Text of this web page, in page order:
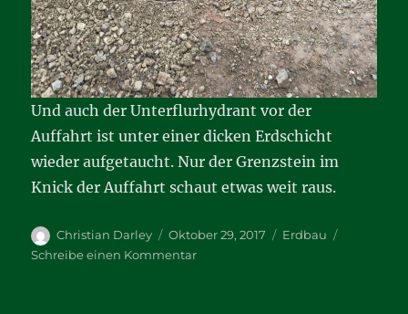
Und auch der Unterflurhydrant vor der
Auffahrt ist unter einer dicken Erdschicht
wieder aufgetaucht. Nur der Grenzstein im
Knick der Auffahrt schaut etwas weit raus.
Autor
Christian Darley
Veröffentlicht
am
Oktober 29, 2017 Kategorien
Erdbau
Schreibe einen Kommentarzu